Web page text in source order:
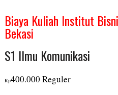
Biaya Kuliah Institut
Bekasi
S1 Ilmu Komunikasi
Rp400.000 Reguler